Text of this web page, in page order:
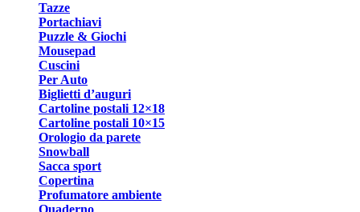
Tazze
Portachiavi
Puzzle & Giochi
Mousepad
Cuscini
Per Auto
Biglietti d’auguri
Cartoline postali 12×18
Cartoline postali 10×15
Orologio da parete
Snowball
Sacca sport
Copertina
Profumatore ambiente
Quaderno